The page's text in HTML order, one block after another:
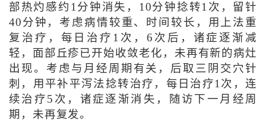
部热灼感约1分钟消失，10分钟捻转1次，留针
40分钟，考虑病情较重、时间较长，用上法重
复治疗，每日治疗1次，6次后，诸症逐渐减
轻，面部丘疹已开始收敛老化，未再有新的病灶
出现。考虑与月经周期有关，后取三阴交穴针
刺，用平补平泻法捻转治疗，每日治疗1次，连
续治疗5次，诸症逐渐消失，随访下一月经周
期，未再复发。